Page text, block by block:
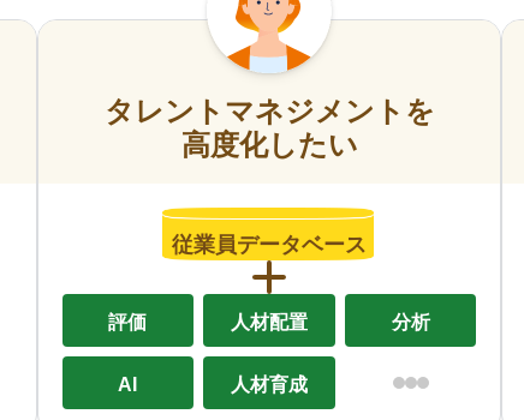
タレントマネジメントを
高度化したい
従業員データベース
評価 人材配置 分析
AI 人材育成